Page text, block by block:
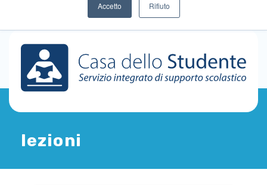
Accetto Rifiuto
lezioni